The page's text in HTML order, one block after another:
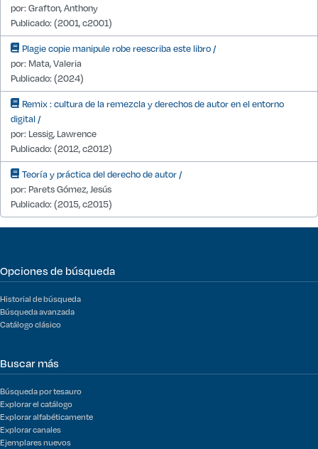
por: Grafton, Anthony
Publicado: (2001, c2001)
Plagie copie manipule robe reescriba este libro /
por: Mata, Valeria
Publicado: (2024)
Remix : cultura de la remezcla y derechos de autor en el entorno
digital /
por: Lessig, Lawrence
Publicado: (2012, c2012)
Teoría y práctica del derecho de autor /
por: Parets Gómez, Jesús
Publicado: (2015, c2015)
Opciones de búsqueda
Historial de búsqueda
Búsqueda avanzada
Catálogo clásico
Buscar más
Búsqueda por tesauro
Explorar el catálogo
Explorar alfabéticamente
Explorar canales
Ejemplares nuevos